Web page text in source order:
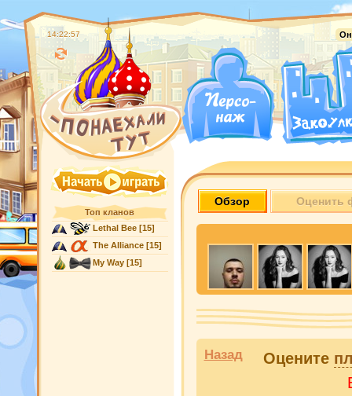
14:22:58
Топ кланов
Lethal Bee[15]
The Alliance[15]
My Way[15]
Обзор Оценить
Назад Оцените